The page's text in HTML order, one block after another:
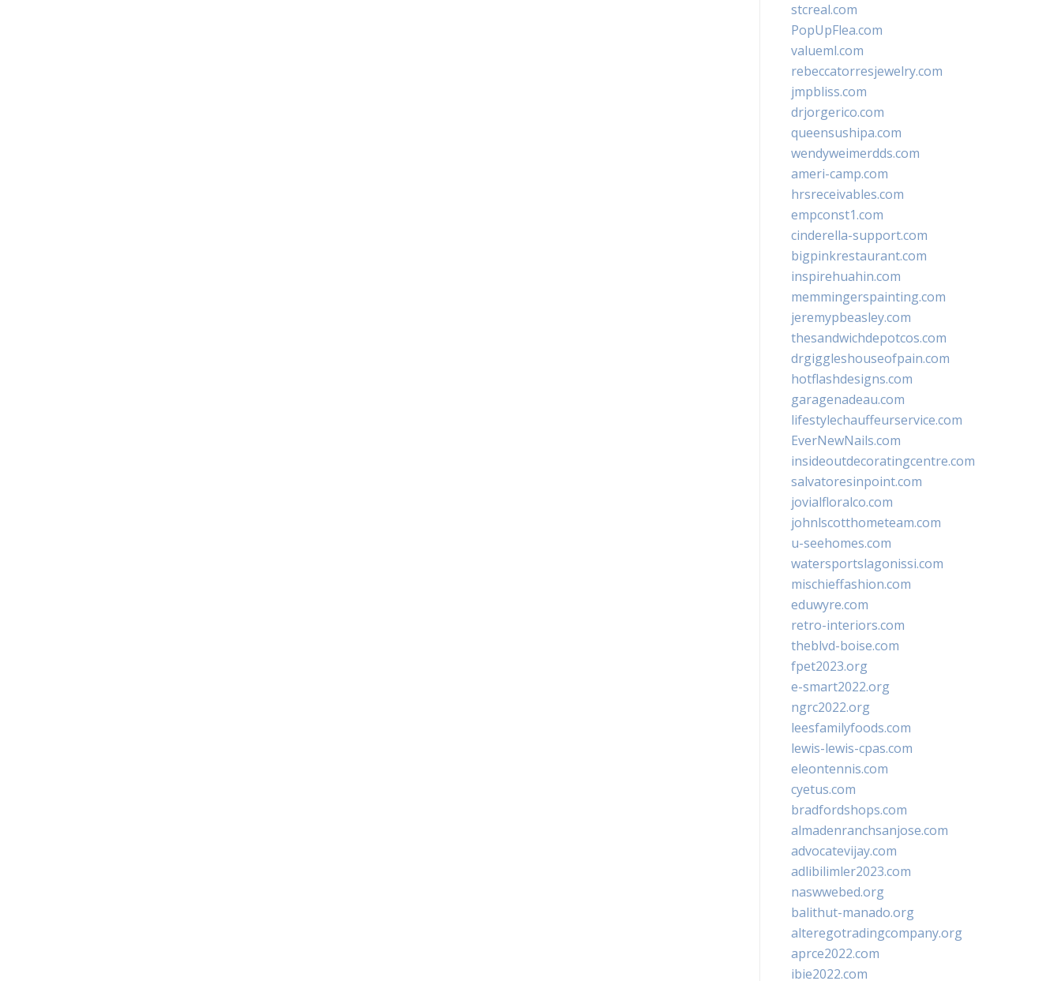
stcreal.com
PopUpFlea.com
valueml.com
rebeccatorresjewelry.com
jmpbliss.com
drjorgerico.com
queensushipa.com
wendyweimerdds.com
ameri-camp.com
hrsreceivables.com
empconst1.com
cinderella-support.com
bigpinkrestaurant.com
inspirehuahin.com
memmingerspainting.com
jeremypbeasley.com
thesandwichdepotcos.com
drgiggleshouseofpain.com
hotflashdesigns.com
garagenadeau.com
lifestylechauffeurservice.com
EverNewNails.com
insideoutdecoratingcentre.com
salvatoresinpoint.com
jovialfloralco.com
johnlscotthometeam.com
u-seehomes.com
watersportslagonissi.com
mischieffashion.com
eduwyre.com
retro-interiors.com
theblvd-boise.com
fpet2023.org
e-smart2022.org
ngrc2022.org
leesfamilyfoods.com
lewis-lewis-cpas.com
eleontennis.com
cyetus.com
bradfordshops.com
almadenranchsanjose.com
advocatevijay.com
adlibilimler2023.com
naswwebed.org
balithut-manado.org
alteregotradingcompany.org
aprce2022.com
ibie2022.com